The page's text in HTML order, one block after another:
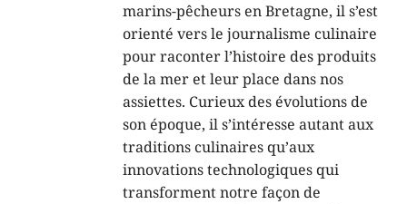
marins-pêcheurs en Bretagne, il s’est
orienté vers le journalisme culinaire
pour raconter l’histoire des produits
de la mer et leur place dans nos
assiettes. Curieux des évolutions de
son époque, il s’intéresse autant aux
traditions culinaires qu’aux
innovations technologiques qui
transforment notre façon de